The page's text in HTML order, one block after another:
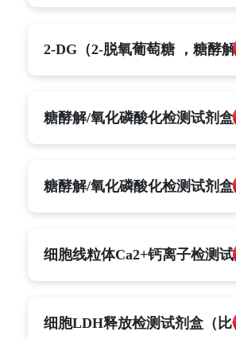
2-DG（2-脱氧葡萄糖 ，糖酵
糖酵解/氧化磷酸化检测试剂
糖酵解/氧化磷酸化检测试剂
细胞线粒体Ca2+钙离子检测
细胞LDH释放检测试剂盒（比